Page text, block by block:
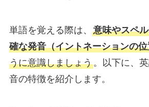
単語を覚える際は、 意味やスペ
確な発音（イントネーションの
うに意識しましょう。以下に、
音の特徴を紹介します。